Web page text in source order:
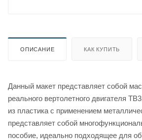
ОПИСАНИЕ КАК КУПИТЬ
Данный макет представляет собой
реального вертолетного двигателя
из пластика с применением
представляет собой
пособие, идеально подходящее для